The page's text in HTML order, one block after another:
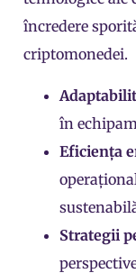
încredere
criptomonedei.
în
Eficiența
Strategii